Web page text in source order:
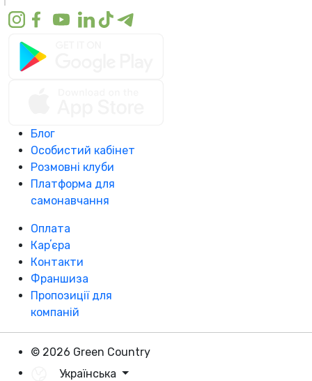
Блог
Особистий кабінет
Розмовні клуби
Платформа для
самонавчання
Оплата
Карʼєра
Контакти
Франшиза
Пропозиції для
компаній
© 2026 Green Country
Українська